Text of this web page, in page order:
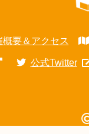
概要＆アクセス
公式Twitter